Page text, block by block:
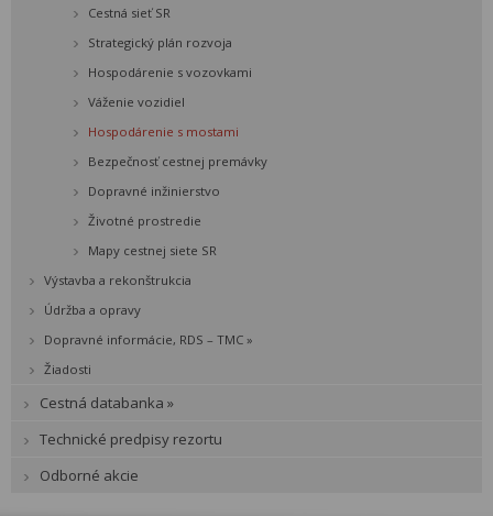
Cestná sieť SR
Strategický plán rozvoja
Hospodárenie s vozovkami
Váženie vozidiel
Hospodárenie s mostami
Bezpečnosť cestnej premávky
Dopravné inžinierstvo
Životné prostredie
Mapy cestnej siete SR
Výstavba a rekonštrukcia
Údržba a opravy
Dopravné informácie, RDS – TMC »
Žiadosti
Cestná databanka »
Technické predpisy rezortu
Odborné akcie